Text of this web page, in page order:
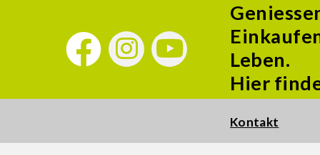
Leben.
Hier
Kontakt